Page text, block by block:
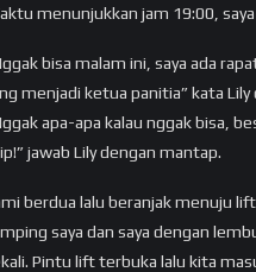
menunjukkan jam 19:00,
bisa malam ini, saya ada
menjadi ketua panitia” kata Lily
apa-apa kalau nggak bisa,
jawab Lily dengan mantap.
berdua lalu beranjak menuju
saya dan saya dengan
Pintu lift terbuka lalu kita